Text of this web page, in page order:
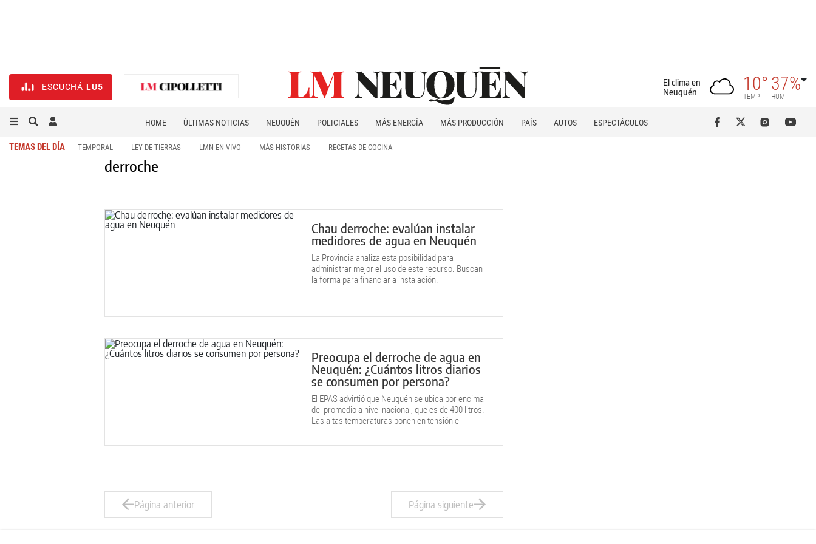
ESCUCHÁ LU5
El clima en
Neuquén
10°
TEMP
37%
HUM
HOME ÚLTIMAS NOTICIAS NEUQUÉN POLICIALES MÁS ENERGÍA MÁS PRODUCCIÓN PAÍS AUTOS
ESPECTÁCULOS
TEMAS DEL DÍA TEMPORAL LEY DE TIERRAS LMN EN VIVO MÁS HISTORIAS RECETAS DE COCINA
derroche
Chau derroche: evalúan instalar
medidores de agua en Neuquén
La Provincia analiza esta posibilidad para
administrar mejor el uso de este recurso. Buscan
la forma para financiar a instalación.
Preocupa el derroche de agua en
Neuquén: ¿Cuántos litros diarios
se consumen por persona?
El EPAS advirtió que Neuquén se ubica por encima
del promedio a nivel nacional, que es de 400 litros.
Las altas temperaturas ponen en tensión el
Página anterior Página siguiente